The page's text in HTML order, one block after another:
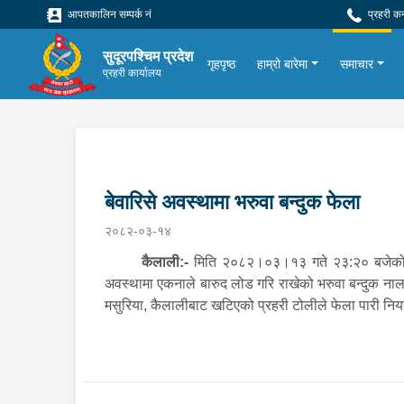
आपतकालिन सम्पर्क नं प्रहरी
सुदूरपश्चिम प्रदेश
प्रहरी कार्यालय
गृहपृष्ठ हाम्रो बारेमा समाचार
बेवारिसे अवस्थामा भरुवा बन्दुक फेला
२०८२-०३-१४
कैलाली:-मिति २०८२।०३।१३ गते २३:२० बजेको
अवस्थामा एकनाले बारुद लोड गरि राखेको भरुवा बन्दुक
मसुरिया, कैलालीबाट खटिएको प्रहरी टोलीले फेला पारी